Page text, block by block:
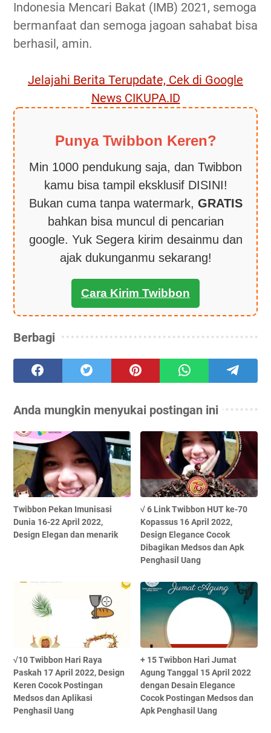
Indonesia Mencari Bakat (IMB) 2021, semoga
bermanfaat dan semoga jagoan sahabat bisa
berhasil, amin.
Jelajahi Berita Terupdate, Cek di Google
News CIKUPA.ID
Punya Twibbon Keren?
Min 1000 pendukung saja, dan Twibbon
kamu bisa tampil eksklusif DISINI!
Bukan cuma tanpa watermark, GRATIS
bahkan bisa muncul di pencarian
google. Yuk Segera kirim desainmu dan
ajak dukunganmu sekarang!
Cara Kirim Twibbon
Berbagi
Anda mungkin menyukai postingan ini
Twibbon Pekan Imunisasi
Dunia 16-22 April 2022,
Design Elegan dan menarik
√ 6 Link Twibbon HUT ke-70
Kopassus 16 April 2022,
Design Elegance Cocok
Dibagikan Medsos dan Apk
Penghasil Uang
√10 Twibbon Hari Raya
Paskah 17 April 2022, Design
Keren Cocok Postingan
Medsos dan Aplikasi
Penghasil Uang
+ 15 Twibbon Hari Jumat
Agung Tanggal 15 April 2022
dengan Desain Elegance
Cocok Postingan Medsos dan
Apk Penghasil Uang